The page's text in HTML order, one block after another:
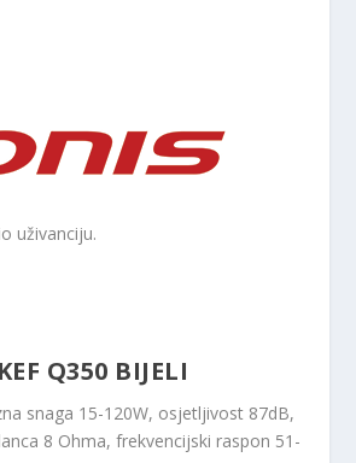
uživanciju.
Q350 BIJELI
snaga 15-120W, osjetljivost 87dB,
8 Ohma, frekvencijski raspon 51-